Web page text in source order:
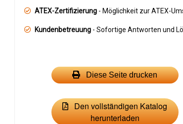
ATEX-Zertifizierung- Möglichkeit zur ATEX-
Kundenbetreuung- Sofortige Antworten und
Diese Seite drucken
Den vollständigen Katalog
herunterladen